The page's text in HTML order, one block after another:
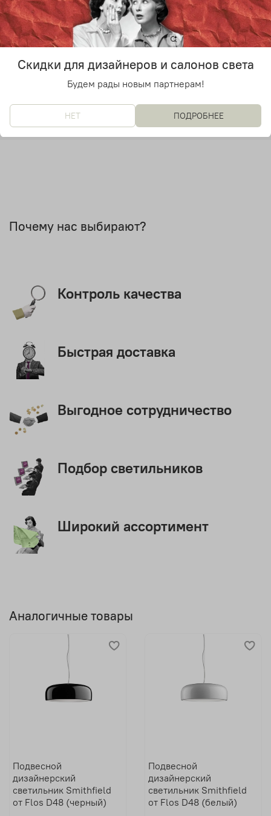
Тип лампы
Е27
Лампочки в комплекте
Уточняйте у менеджера
Дизайнер
Jasper Morrison
Почему нас выбирают?
Контроль качества
Быстрая доставка
Выгодное сотрудничество
Подбор светильников
Широкий ассортимент
Аналогичные товары
Подвесной
дизайнерский
светильник Smithfield
от Flos D48 (черный)
Подвесной
дизайнерский
светильник Smithfield
от Flos D48 (белый)
Скидки для дизайнеров и салонов света
Будем рады новым партнерам!
НЕТ ПОДРОБНЕЕ